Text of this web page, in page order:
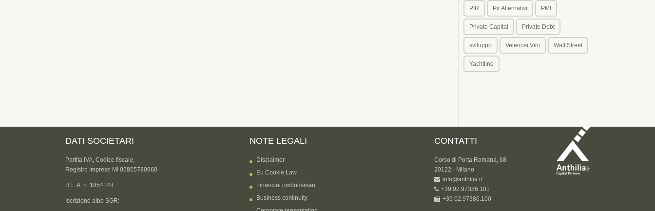
PIR Pir Alternativi PMI
Private Capital Private Debt
sviluppo Velenosi Vini Wall Street
Yachtline
DATI SOCIETARI
Partita IVA, Codice fiscale,
Registro Imprese MI 05855780960
R.E.A. n. 1854148
Iscrizione albo SGR:
NOTE LEGALI
Disclaimer
Eu Cookie Law
Financial ombudsman
Business continuity
CONTATTI
Corso di Porta Romana, 68
20122 - Milano
info@anthilia.it
+39 02.97386.101
+39 02.97386.100